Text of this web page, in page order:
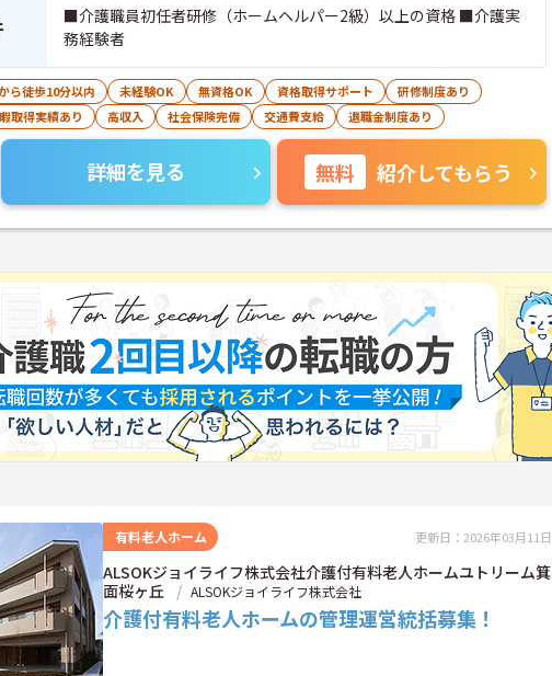
■介護職員初任者研修（ホームヘルパー2級）以上の資格 ■介護実
務経験者
ら徒歩10分以内 未経験OK 無資格OK 資格取得サポート
研修制度あり
取得実績あり
高収入 社会保険完備 交通費支給 退職金制度あり
詳細を見る 無料 紹介してもらう
有料老人ホーム 更新日：2026年03月11日
ALSOKジョイライフ株式会社介護付有料老人ホームユトリーム箕
面桜ヶ丘
ALSOKジョイライフ株式会社
介護付有料老人ホームの管理運営統括募集！